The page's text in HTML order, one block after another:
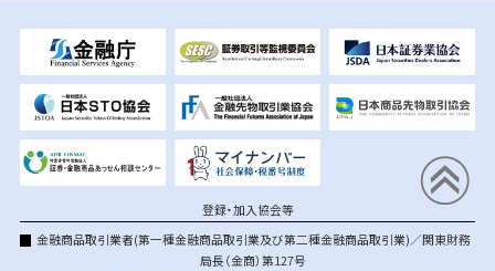
登録・加入協会等
金融商品取引業者(第一種金融商品取引業及び第二種金融商品取引業)／関東財務
局長（金商）第127号